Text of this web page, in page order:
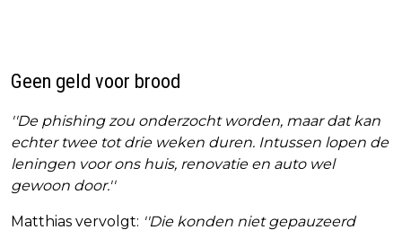
Geen geld voor brood
''De phishing zou onderzocht worden, maar dat kan
echter twee tot drie weken duren. Intussen lopen de
leningen voor ons huis, renovatie en auto wel
gewoon door.''
Matthias vervolgt: ''Die konden niet gepauzeerd